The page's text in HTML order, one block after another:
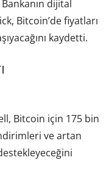
dijital
Bitcoin’de fiyatları
kaydetti.
Bitcoin için 175 bin
ve artan